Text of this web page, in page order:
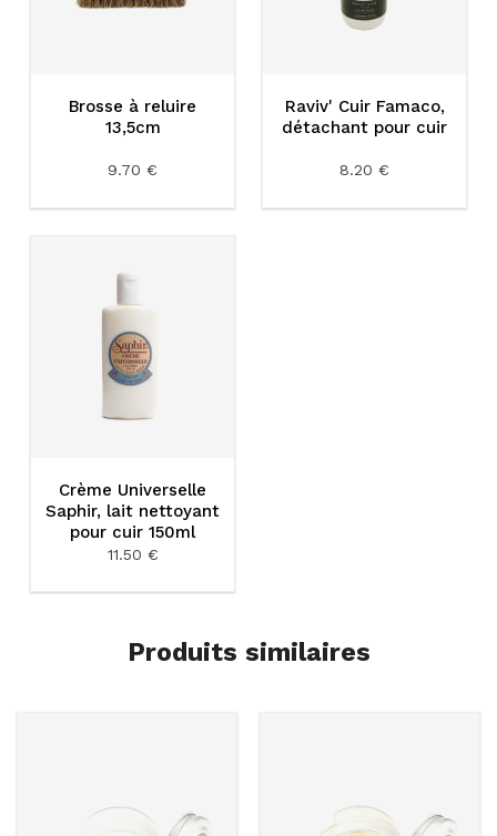
Brosse à reluire
13,5cm
9.70 €
Raviv' Cuir Famaco,
détachant pour cuir
8.20 €
Crème Universelle
Saphir, lait nettoyant
pour cuir 150ml
11.50 €
Produits similaires